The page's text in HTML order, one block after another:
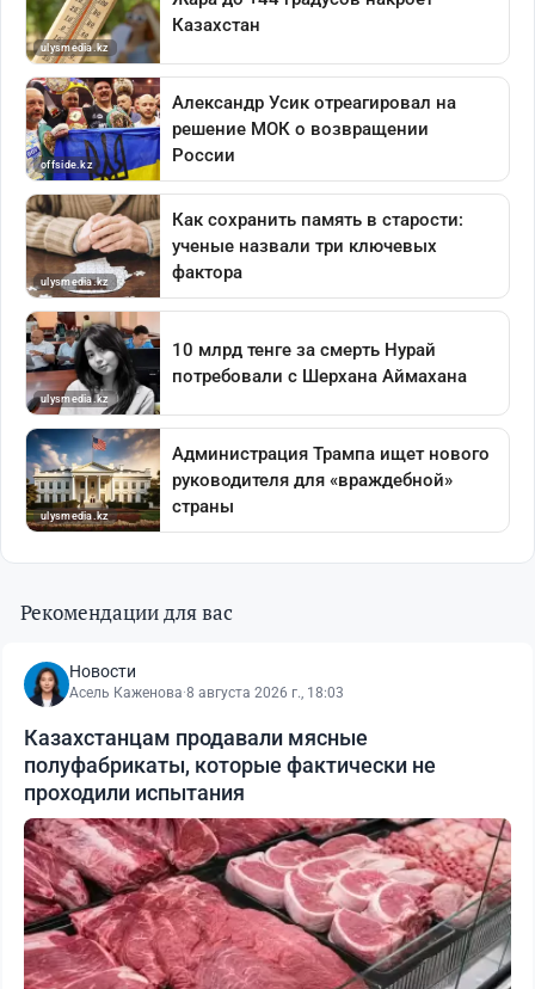
Рекомендации для вас
Новости
Асель Каженова·8 августа 2026 г., 18:03
Казахстанцам продавали мясные
полуфабрикаты, которые фактически не
проходили испытания